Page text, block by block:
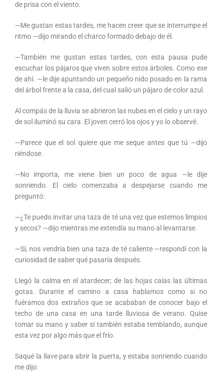
de prisa con el viento.
—Me gustan estas tardes, me hacen creer que se interrumpe el
ritmo —dijo mirando el charco formado debajo de él.
—También me gustan estas tardes, con esta pausa pude
escuchar los pájaros que viven sobre estos árboles. Como ese
de ahí. —le dije apuntando un pequeño nido posado en la rama
del árbol frente a la casa, del cual salió un pájaro de color azul.
Al compás de la lluvia se abrieron las nubes en el cielo y un rayo
de sol iluminó su cara. El joven cerró los ojos y yo lo observé.
—Parece que el sol quiere que me seque antes que tú —dijo
riéndose.
—No importa, me viene bien un poco de agua —le dije
sonriendo. El cielo comenzaba a despejarse cuando me
preguntó:
—¿Te puedo invitar una taza de té una vez que estemos limpios
y secos? —dijo mientras me extendía su mano al levantarse.
—Sí, nos vendría bien una taza de té caliente —respondí con la
curiosidad de saber qué pasaría después.
Llegó la calma en el atardecer; de las hojas caías las últimas
gotas. Durante el camino a casa hablamos como si no
fuéramos dos extraños que se acababan de conocer bajo el
techo de una casa en una tarde lluviosa de verano. Quise
tomar su mano y saber si también estaba temblando, aunque
esta vez por algo más que el frío.
Saqué la llave para abrir la puerta, y estaba sonriendo cuando
me dijo: